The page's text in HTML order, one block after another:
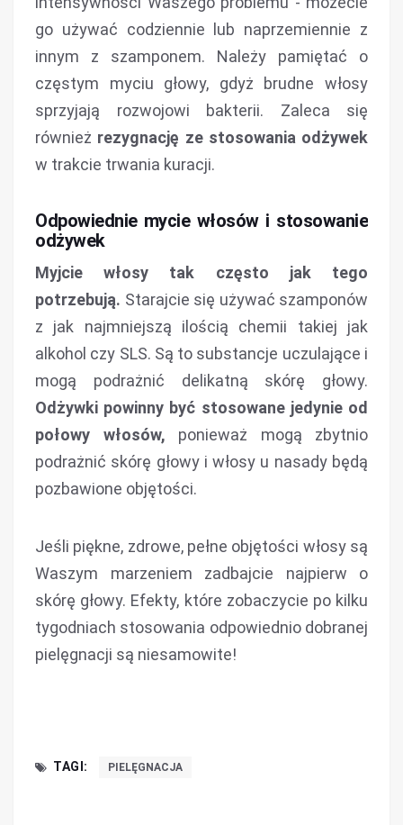
go używać codziennie lub naprzemiennie z
innym z szamponem. Należy pamiętać o
częstym myciu głowy, gdyż brudne włosy
sprzyjają rozwojowi bakterii. Zaleca się
również rezygnację ze stosowania odżywek
w trakcie trwania kuracji.
Odpowiednie mycie włosów i stosowanie
odżywek
Myjcie włosy tak często jak tego
potrzebują. Starajcie się używać szamponów
z jak najmniejszą ilością chemii takiej jak
alkohol czy SLS. Są to substancje uczulające i
mogą podrażnić delikatną skórę głowy.
Odżywki powinny być stosowane jedynie od
połowy włosów, ponieważ mogą zbytnio
podrażnić skórę głowy i włosy u nasady będą
pozbawione objętości.
Jeśli piękne, zdrowe, pełne objętości włosy są
Waszym marzeniem zadbajcie najpierw o
skórę głowy. Efekty, które zobaczycie po kilku
tygodniach stosowania odpowiednio dobranej
pielęgnacji są niesamowite!
TAGI: PIELĘGNACJA